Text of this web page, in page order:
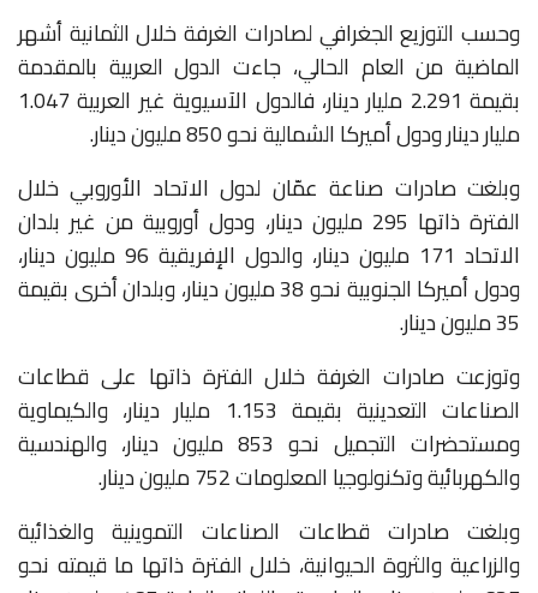
وحسب التوزيع الجغرافي لصادرات الغرفة خلال الثمانية أشهر
الماضية من العام الحالي، جاءت الدول العربية بالمقدمة
بقيمة 2.291 مليار دينار، فالدول الآسيوية غير العربية 1.047
مليار دينار ودول أميركا الشمالية نحو 850 مليون دينار.
وبلغت صادرات صناعة عمّان لدول الاتحاد الأوروبي خلال
الفترة ذاتها 295 مليون دينار، ودول أوروبية من غير بلدان
الاتحاد 171 مليون دينار، والدول الإفريقية 96 مليون دينار،
ودول أميركا الجنوبية نحو 38 مليون دينار، وبلدان أخرى بقيمة
35 مليون دينار.
وتوزعت صادرات الغرفة خلال الفترة ذاتها على قطاعات
الصناعات التعدينية بقيمة 1.153 مليار دينار، والكيماوية
ومستحضرات التجميل نحو 853 مليون دينار، والهندسية
والكهربائية وتكنولوجيا المعلومات 752 مليون دينار.
وبلغت صادرات قطاعات الصناعات التموينية والغذائية
والزراعية والثروة الحيوانية، خلال الفترة ذاتها ما قيمته نحو